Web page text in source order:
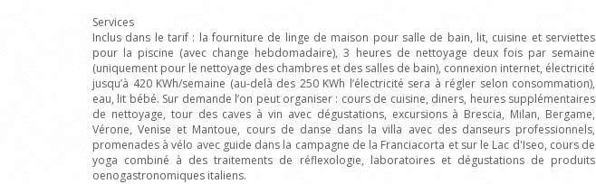
Services
Inclus dans le tarif : la fourniture de linge de maison pour salle de bain, lit, cuisine et serviettes
pour la piscine (avec change hebdomadaire), 3 heures de nettoyage deux fois par semaine
(uniquement pour le nettoyage des chambres et des salles de bain), connexion internet, électricité
jusqu’à 420 KWh/semaine (au-delà des 250 KWh l’électricité sera à régler selon consommation),
eau, lit bébé. Sur demande l’on peut organiser : cours de cuisine, diners, heures supplémentaires
de nettoyage, tour des caves à vin avec dégustations, excursions à Brescia, Milan, Bergame,
Vérone, Venise et Mantoue, cours de danse dans la villa avec des danseurs professionnels,
promenades à vélo avec guide dans la campagne de la Franciacorta et sur le Lac d'Iseo, cours de
yoga combiné à des traitements de réflexologie, laboratoires et dégustations de produits
oenogastronomiques italiens.